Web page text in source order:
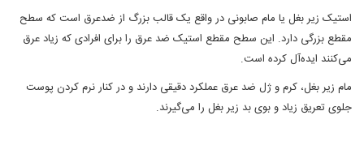
استیک زیر بغل یا مام صابونی در واقع یک قالب بزرگ از ضدعرق است که سطح
مقطع بزرگی دارد. این سطح مقطع استیک ضد عرق را برای افرادی که زیاد عرق
می‌کنند ایده‌آل کرده است.
مام زیر بغل، کرم و ژل ضد عرق عملکرد دقیقی دارند و در کنار نرم کردن پوست
جلوی تعریق زیاد و بوی بد زیر بغل را می‌گیرند.